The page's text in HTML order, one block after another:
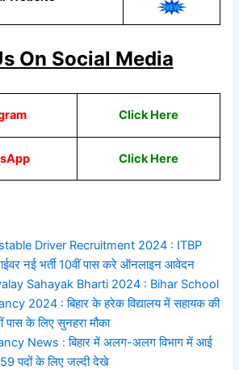
On Social Media
Click Here
ClickHere
Driver Recruitment 2024 : ITBP
नई भर्ती 10वीं पास करे ऑनलाइन आवेदन
Sahayak Bharti 2024 : Bihar School
2024 : बिहार के हरेक विद्यालय में सहायक की
पास के लिए सुनहरा मौका
News : बिहार में अलग-अलग विभाग में आई
पदों के लिए जल्दी देखे